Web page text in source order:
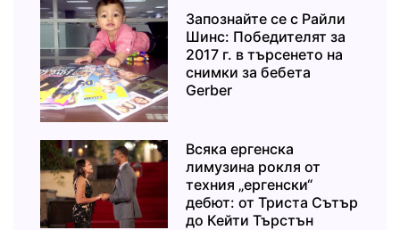
Запознайте се с Райли
Шинс: Победителят за
2017 г. в търсенето на
снимки за бебета
Gerber
Всяка ергенска
лимузина рокля от
техния „ергенски“
дебют: от Триста Сътър
до Кейти Търстън